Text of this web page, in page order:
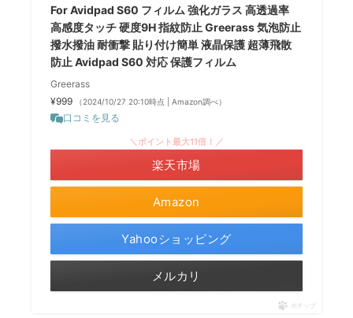
For Avidpad S60 フィルム 強化ガラス 高透過率
高感度タッチ 硬度9H 指紋防止 Greerass 気泡防止
撥水撥油 耐衝撃 貼り付け簡単 液晶保護 超薄飛散
防止 Avidpad S60 対応 保護フィルム
Greerass
¥999
（2024/10/27 20:10時点 | Amazon調べ）
口コミを見る
Amazon
＼ポイント最大11倍！／
楽天市場
Yahooショッピング
メルカリ
ポチップ